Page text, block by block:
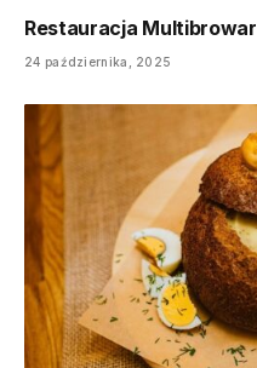
Restauracja Multibrowar
24 października, 2025